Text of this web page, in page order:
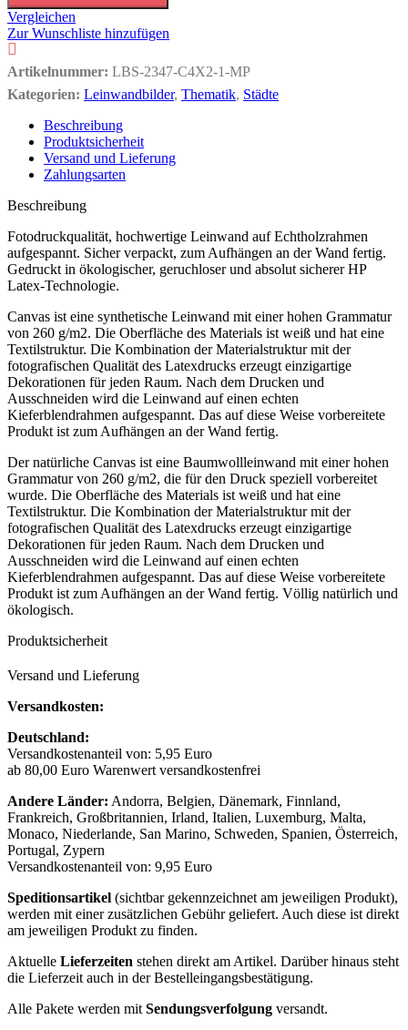
Vergleichen
Zur Wunschliste hinzufügen
Artikelnummer: LBS-2347-C4X2-1-MP
Kategorien: Leinwandbilder, Thematik, Städte
Beschreibung
Produktsicherheit
Versand und Lieferung
Zahlungsarten
Beschreibung
Fotodruckqualität, hochwertige Leinwand auf Echtholzrahmen
aufgespannt. Sicher verpackt, zum Aufhängen an der Wand fertig.
Gedruckt in ökologischer, geruchloser und absolut sicherer HP
Latex-Technologie.
Canvas ist eine synthetische Leinwand mit einer hohen Grammatur
von 260 g/m2. Die Oberfläche des Materials ist weiß und hat eine
Textilstruktur. Die Kombination der Materialstruktur mit der
fotografischen Qualität des Latexdrucks erzeugt einzigartige
Dekorationen für jeden Raum. Nach dem Drucken und
Ausschneiden wird die Leinwand auf einen echten
Kieferblendrahmen aufgespannt. Das auf diese Weise vorbereitete
Produkt ist zum Aufhängen an der Wand fertig.
Der natürliche Canvas ist eine Baumwollleinwand mit einer hohen
Grammatur von 260 g/m2, die für den Druck speziell vorbereitet
wurde. Die Oberfläche des Materials ist weiß und hat eine
Textilstruktur. Die Kombination der Materialstruktur mit der
fotografischen Qualität des Latexdrucks erzeugt einzigartige
Dekorationen für jeden Raum. Nach dem Drucken und
Ausschneiden wird die Leinwand auf einen echten
Kieferblendrahmen aufgespannt. Das auf diese Weise vorbereitete
Produkt ist zum Aufhängen an der Wand fertig. Völlig natürlich und
ökologisch.
Produktsicherheit
Versand und Lieferung
Versandkosten:
Deutschland:
Versandkostenanteil von: 5,95 Euro
ab 80,00 Euro Warenwert versandkostenfrei
Andere Länder: Andorra, Belgien, Dänemark, Finnland,
Frankreich, Großbritannien, Irland, Italien, Luxemburg, Malta,
Monaco, Niederlande, San Marino, Schweden, Spanien, Österreich,
Portugal, Zypern
Versandkostenanteil von: 9,95 Euro
Speditionsartikel (sichtbar gekennzeichnet am jeweiligen Produkt),
werden mit einer zusätzlichen Gebühr geliefert. Auch diese ist direkt
am jeweiligen Produkt zu finden.
Aktuelle Lieferzeiten stehen direkt am Artikel. Darüber hinaus steht
die Lieferzeit auch in der Bestelleingangsbestätigung.
Alle Pakete werden mit Sendungsverfolgung versandt.